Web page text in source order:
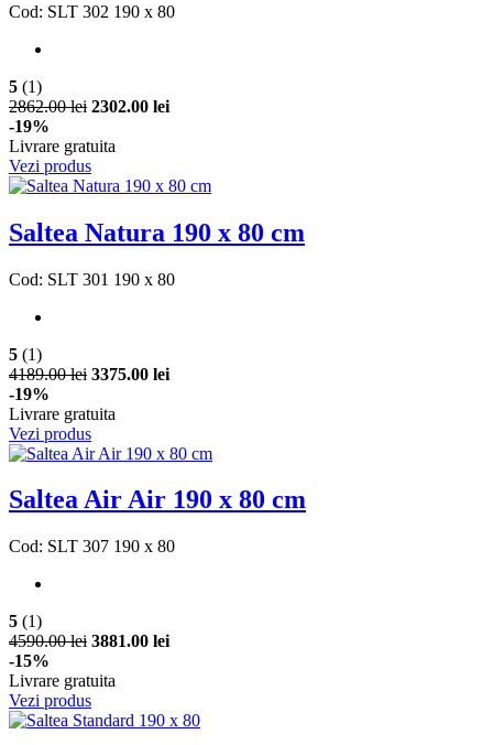
Cod: SLT 302 190 x 80
5 (1)
2862.00 lei 2302.00 lei
-19%
Livrare gratuita
Vezi produs
Saltea Natura 190 x 80 cm
Cod: SLT 301 190 x 80
5 (1)
4189.00 lei 3375.00 lei
-19%
Livrare gratuita
Vezi produs
Saltea Air Air 190 x 80 cm
Cod: SLT 307 190 x 80
5 (1)
4590.00 lei 3881.00 lei
-15%
Livrare gratuita
Vezi produs